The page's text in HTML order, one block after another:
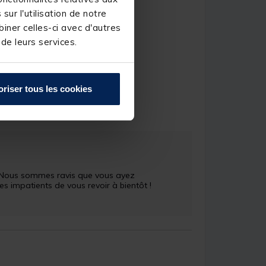
l'utilisation de notre
celles-ci avec d'autres
leurs services.
tous les cookies
sommes ravis que vous ayez
impatients de vous revoir à bientôt !